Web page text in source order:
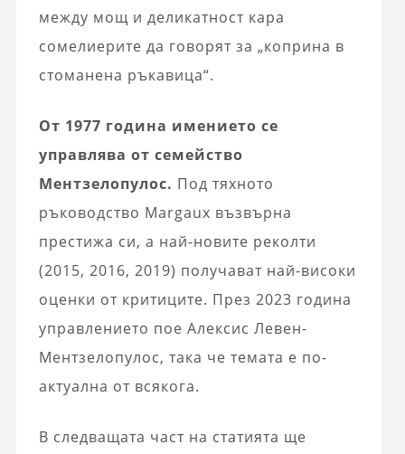
между мощ и деликатност кара
сомелиерите да говорят за „коприна в
стоманена ръкавица“.
От 1977 година имението се
управлява от семейство
Ментзелопулос. Под тяхното
ръководство Margaux възвърна
престижа си, а най-новите реколти
(2015, 2016, 2019) получават най-високи
оценки от критиците. През 2023 година
управлението пое Алексис Левен-
Ментзелопулос, така че темата е по-
актуална от всякога.
В следващата част на статията ще